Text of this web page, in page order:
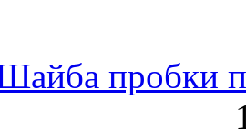
пробки